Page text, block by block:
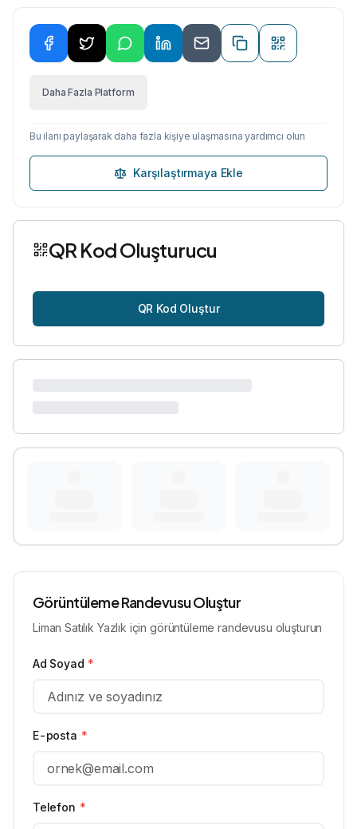
Daha Fazla Platform
Bu ilanı paylaşarak daha fazla kişiye ulaşmasına yardımcı olun
Karşılaştırmaya Ekle
QR Kod Oluşturucu
QR Kod Oluştur
Görüntüleme Randevusu Oluştur
Liman Satılık Yazlık için görüntüleme randevusu oluşturun
Ad Soyad *
E-posta *
Telefon *